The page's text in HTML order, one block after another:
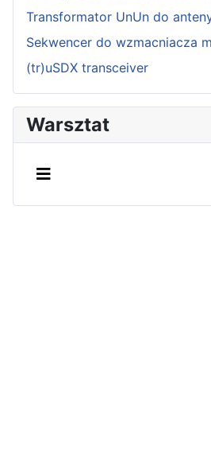
Transformator UnUn do
Sekwencer do wzmacniacza
(tr)uSDX transceiver
Warsztat